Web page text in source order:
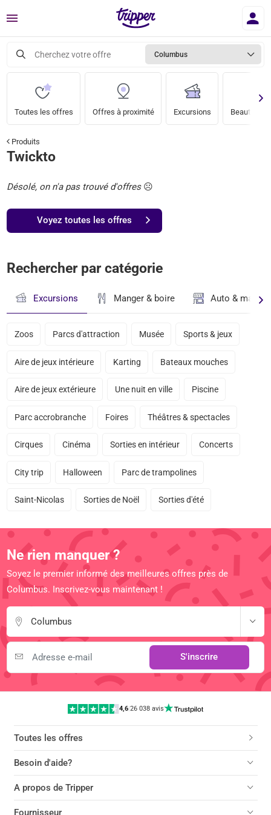
Menu
Cherchez votre offre Columbus
Toutes les offres Offres à proximité Excursions Beauté &
Produits
Twickto
Désolé, on n'a pas trouvé d'offres☹️
Voyez toutes les offres
Rechercher par catégorie
Excursions Manger & boire Auto &
Zoos Parcs d'attraction Musée Sports & jeux
Aire de jeux intérieure Karting Bateaux mouches
Aire de jeux extérieure Une nuit en ville Piscine
Parc accrobranche Foires Théâtres & spectacles
Cirques Cinéma Sorties en intérieur Concerts
City trip Halloween Parc de trampolines
Saint-Nicolas Sorties de Noël Sorties d'été
Ne rien manquer ?
Soyez le premier informé des meilleures offres près de
Columbus. Inscrivez-vous maintenant !
Columbus
S'inscrire
4,6 |26 038 avis
Toutes les offres
Besoin d'aide?
A propos de Tripper
Fournisseur